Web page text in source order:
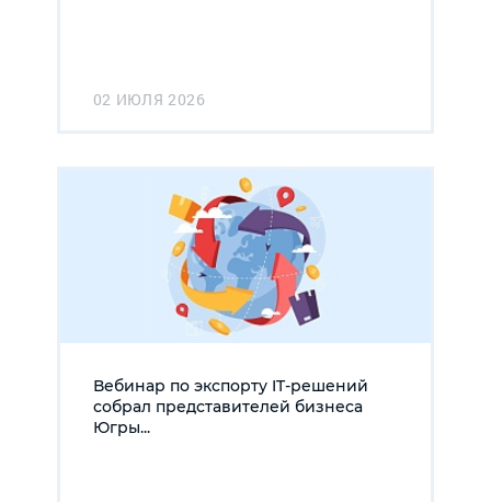
02 ИЮЛЯ 2026
Вебинар по экспорту IT-решений
собрал представителей бизнеса
Югры...